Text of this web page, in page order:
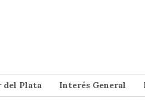
del Plata Interés General